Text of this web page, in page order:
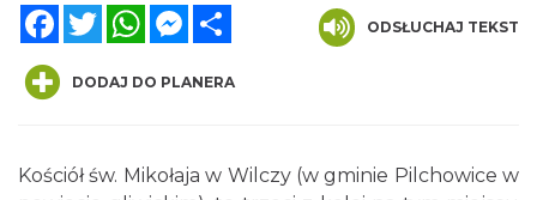
FacebookTwitterWhatsAppMessenger
ODSŁUCHAJ TEKST
DODAJ DO PLANERA
Kościół św. Mikołaja w Wilczy (w gminie Pilchowice w